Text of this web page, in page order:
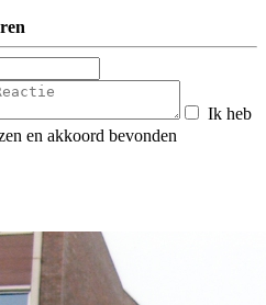
Ik heb
en akkoord bevonden